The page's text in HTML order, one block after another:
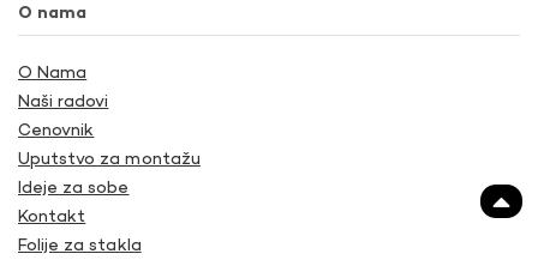
O nama
O Nama
Naši radovi
Cenovnik
Uputstvo za montažu
Ideje za sobe
Kontakt
Folije za stakla